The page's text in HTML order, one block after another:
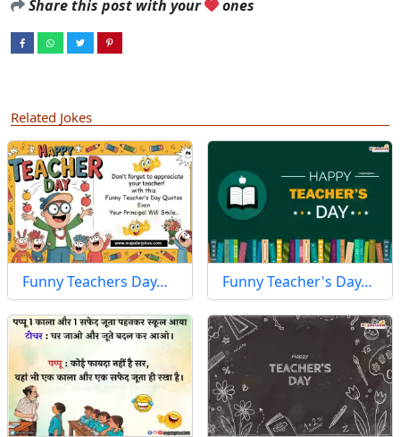
Share this post with your ones
Related Jokes
Funny Teachers Day… Funny Teacher's Day…